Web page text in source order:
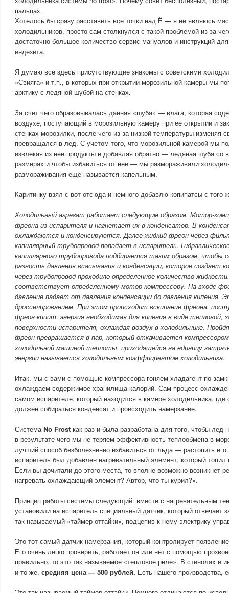
пальцах.
Хотелось бы сразу расставить все точки над Ё — я не являюсь
холодильников, просто сам столкнулся с такой проблемой из-за
достаточно большое количество сервис-мануалов и инструкций
индезита.
Я думаю все здесь присутствующие знакомы с советскими
«Свияга» и т.п., в которых при открытии морозильной камеры мы
арктику с ледяной шубой на стенках.
За счет чего образовывалась данная «шуба» — влага, которая
воздухе, поступающий в морозильную камеру при ее открытии и
стенках морозилки, после чего из-за низкой температуры изменяя
превращался в лед. С учетом того, что морозильной камерой мы
извлекая из нее продукты и добавляя обратно — ледяная шуба со
размерах и чтобы избавиться от нее — мы размораживали
размораживания еще называется капельным.
Каритинку взял с вот отсюда и немного добавлю копипатсы с того
Холодильный агрегат работает следующим образом. Мотор-
фреона из испарителя и нагнетает их в конденсатор. В
охлаждаются и конденсируются. Далее жидкий фреон через
капиллярный трубопровод попадает в испаритель.
капиллярного трубопровода подбирается таким образом, чтобы
разность давления всасывания и конденсации, которое создает
через трубопровод проходило определенное количество
соответствует определенному мотор-компрессору. На входе
давление падает от давления конденсации до давления кипения.
дросселированием. При этом происходит вскипание фреона,
фреон кипит, энергия необходимая для кипения в виде тепловой,
поверхности испарителя, охлаждая воздух в холодильнике.
фреон превращается в пар, который откачивается
холодильной машиной теплоты, приходящейся на единицу
энергии называется холодильным коэффициентом холодильника.
Итак, мы с вами с помощью компрессора гоняем хладагент по
охлаждаем содержимое хранилища калорий. Сам процесс
самом испарителе, который находится в камере холодильника, где
должен собираться конденсат и происходить намерзание.
СистемаNo Frost как раз и была разработана для того, чтобы лед
в результате чего мы не теряем эффективность теплообмена в
лучший способ безболезненно избавиться от льда — растопить
испаритель был добавлен нагревательный элемент, который
Если вы дочитали до этого места, то вполне возможно возникнет
нагревать охлаждающий элемент? Автор, что ты курил?».
Принцип работы системы следующий: вместе с нагревательным
установили на испаритель специальный датчик, который отвечает
так называемый «таймер оттайки», подцепив к нему электрику
Это тот самый датчик намерзания, который контролирует
Его очень легко проверить, работает он или нет с помощью
правильно, то это так называемое «тепловое реле». В стинолах и
и то же, средняя цена — 500 рублей. Есть нашего производства,